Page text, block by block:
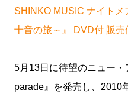
SHINKO MUSIC ナイト
十音の旅～』 DVD付 販売
5月13日に待望のニュー・
parade』を発売し、2010